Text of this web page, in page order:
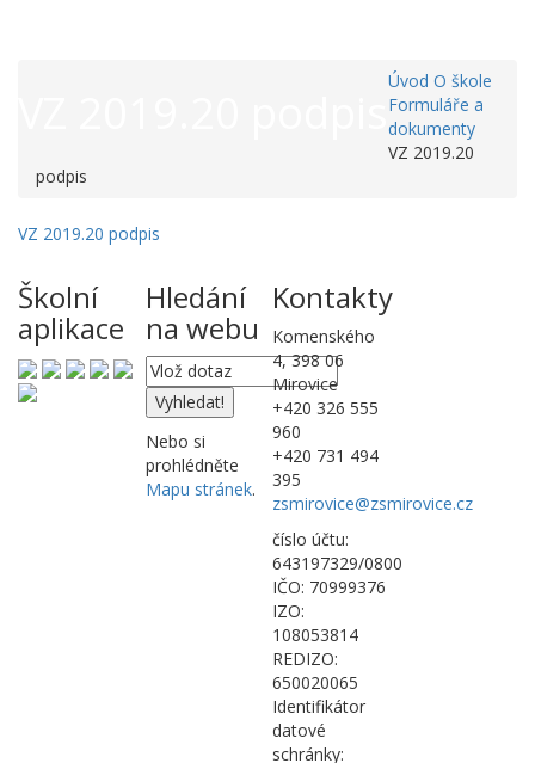
Úvod O škole
Formuláře a
dokumenty
VZ 2019.20
podpis
VZ 2019.20 podpis
Školní
aplikace
Hledání
na webu
Nebo si
prohlédněte
Mapu stránek.
Kontakty
Komenského
4, 398 06
Mirovice
+420 326 555
960
+420 731 494
395
zsmirovice@zsmirovice.cz
číslo účtu:
643197329/0800
IČO: 70999376
IZO:
108053814
REDIZO:
650020065
Identifikátor
datové
schránky: